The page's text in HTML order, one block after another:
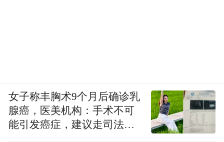
女子称丰胸术9个月后确诊乳
腺癌，医美机构：手术不可
能引发癌症，建议走司法途